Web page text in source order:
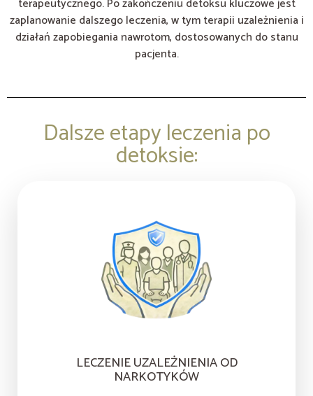
zaplanowanie dalszego leczenia, w tym terapii uzależnienia i
działań zapobiegania nawrotom, dostosowanych do stanu
pacjenta.
Dalsze etapy leczenia po
detoksie:
LECZENIE UZALEŻNIENIA OD
NARKOTYKÓW